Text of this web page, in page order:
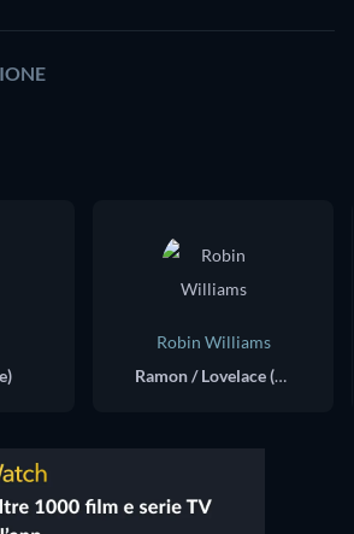
Robin Williams
Ramon / Lovelace (voice)